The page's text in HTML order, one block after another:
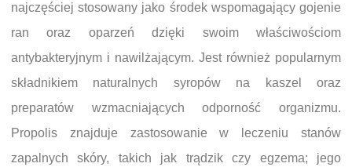
najczęściej stosowany jako środek wspomagający gojenie
ran oraz oparzeń dzięki swoim właściwościom
antybakteryjnym i nawilżającym. Jest również popularnym
składnikiem naturalnych syropów na kaszel oraz
preparatów wzmacniających odporność organizmu.
Propolis znajduje zastosowanie w leczeniu stanów
zapalnych skóry, takich jak trądzik czy egzema; jego